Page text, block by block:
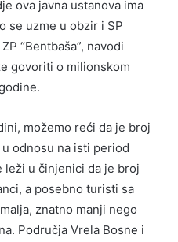
ova javna ustanova ima
se uzme u obzir i SP
“Bentbaša”, navodi
govoriti o milionskom
možemo reći da je broj
odnosu na isti period
leži u činjenici da je broj
a posebno turisti sa
znatno manji nego
Područja Vrela Bosne i